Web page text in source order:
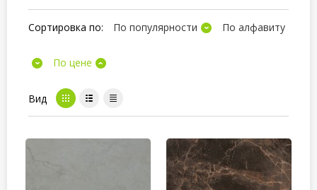
Сортировка по: По популярности По алфавиту
По цене
Вид